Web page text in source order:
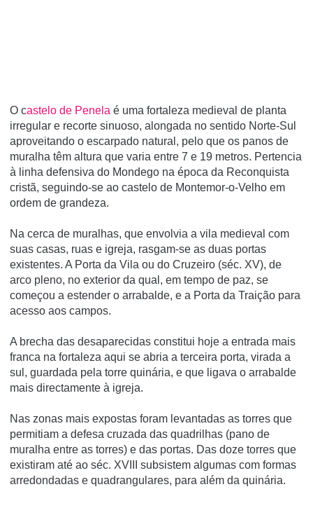
O castelo de Penela é uma fortaleza medieval de planta
irregular e recorte sinuoso, alongada no sentido Norte-Sul
aproveitando o escarpado natural, pelo que os panos de
muralha têm altura que varia entre 7 e 19 metros. Pertencia
à linha defensiva do Mondego na época da Reconquista
cristã, seguindo-se ao castelo de Montemor-o-Velho em
ordem de grandeza.
Na cerca de muralhas, que envolvia a vila medieval com
suas casas, ruas e igreja, rasgam-se as duas portas
existentes. A Porta da Vila ou do Cruzeiro (séc. XV), de
arco pleno, no exterior da qual, em tempo de paz, se
começou a estender o arrabalde, e a Porta da Traição para
acesso aos campos.
A brecha das desaparecidas constitui hoje a entrada mais
franca na fortaleza aqui se abria a terceira porta, virada a
sul, guardada pela torre quinária, e que ligava o arrabalde
mais directamente à igreja.
Nas zonas mais expostas foram levantadas as torres que
permitiam a defesa cruzada das quadrilhas (pano de
muralha entre as torres) e das portas. Das doze torres que
existiram até ao séc. XVIII subsistem algumas com formas
arredondadas e quadrangulares, para além da quinária.